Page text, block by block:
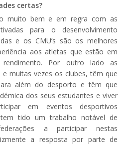
certas?
muito bem e em regra com as
para o desenvolvimento
e os CMU’s são os melhores
aos atletas que estão em
Por outro lado as
e muitas vezes os clubes, têm que
além do desporto e têm que
dos seus estudantes e viver
em eventos desportivos
tem tido um trabalho notável de
a participar nestas
a resposta por parte de